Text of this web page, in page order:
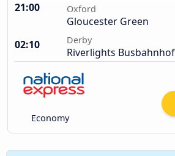
21:00 Oxford
Gloucester Green
02:10
Derby
Riverlights Busbahnhof
Economy